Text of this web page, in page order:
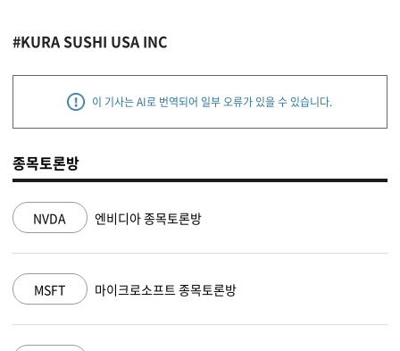
#KURA SUSHI USA INC
이 기사는 AI로 번역되어 일부 오류가 있을 수 있습니다.
종목토론방
NVDA 엔비디아 종목토론방
MSFT 마이크로소프트 종목토론방